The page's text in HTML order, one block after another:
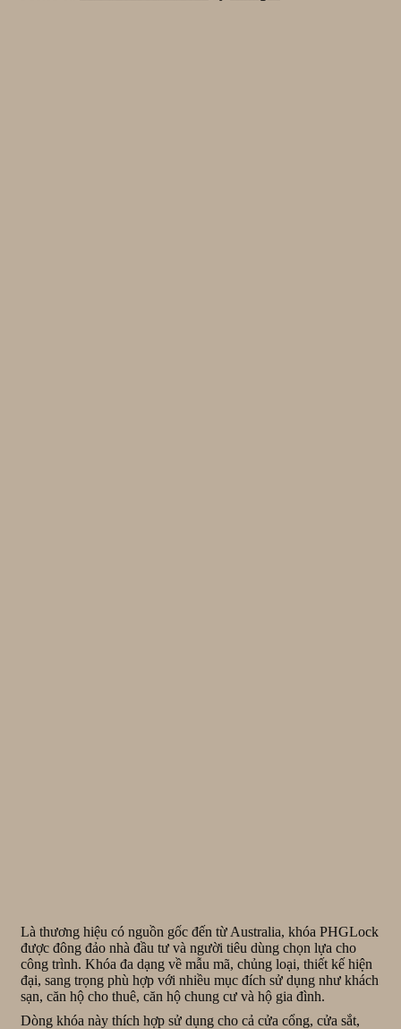
Là thương hiệu có nguồn gốc đến từ Australia, khóa PHGLock
được đông đảo nhà đầu tư và người tiêu dùng chọn lựa cho
công trình. Khóa đa dạng về mẫu mã, chủng loại, thiết kế hiện
đại, sang trọng phù hợp với nhiều mục đích sử dụng như khách
sạn, căn hộ cho thuê, căn hộ chung cư và hộ gia đình.
Dòng khóa này thích hợp sử dụng cho cả cửa cổng, cửa sắt,